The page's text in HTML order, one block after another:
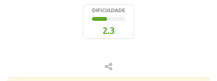
DIFICULDADE
2.3